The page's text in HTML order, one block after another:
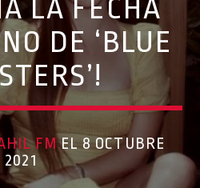
INFORMATIVO TURQUESA – 1RA EMISIÓN
LA FECHA
DE ‘BLUE
FMEL 8 OCTUBRE
2021